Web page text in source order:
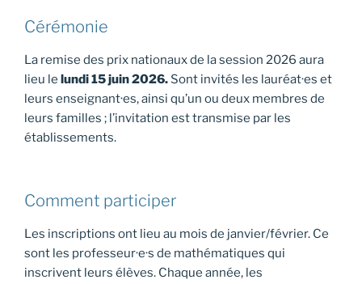
Cérémonie
La remise des prix nationaux de la session 2026 aura
lieu le lundi 15 juin 2026. Sont invités les lauréat·es et
leurs enseignant·es, ainsi qu’un ou deux membres de
leurs familles ; l’invitation est transmise par les
établissements.
Comment participer
Les inscriptions ont lieu au mois de janvier/février. Ce
sont les professeur·e·s de mathématiques qui
inscrivent leurs élèves. Chaque année, les